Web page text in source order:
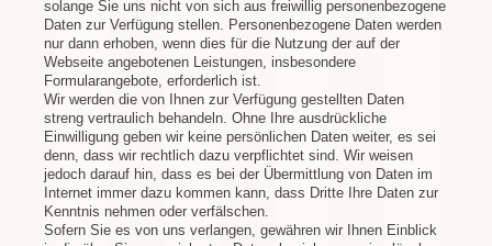
solange Sie uns nicht von sich aus freiwillig personenbezogene
Daten zur Verfügung stellen. Personenbezogene Daten werden
nur dann erhoben, wenn dies für die Nutzung der auf der
Webseite angebotenen Leistungen, insbesondere
Formularangebote, erforderlich ist.
Wir werden die von Ihnen zur Verfügung gestellten Daten
streng vertraulich behandeln. Ohne Ihre ausdrückliche
Einwilligung geben wir keine persönlichen Daten weiter, es sei
denn, dass wir rechtlich dazu verpflichtet sind. Wir weisen
jedoch darauf hin, dass es bei der Übermittlung von Daten im
Internet immer dazu kommen kann, dass Dritte Ihre Daten zur
Kenntnis nehmen oder verfälschen.
Sofern Sie es von uns verlangen, gewähren wir Ihnen Einblick